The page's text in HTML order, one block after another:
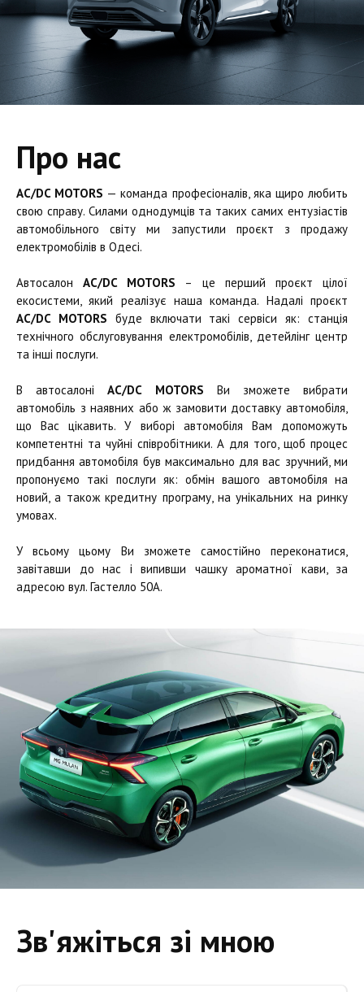
Про нас
AC/DC MOTORS — команда професіоналів, яка щиро любить
свою справу. Силами однодумців та таких самих ентузіастів
автомобільного світу ми запустили проєкт з продажу
електромобілів в Одесі.
АвтосалонAC/DC MOTORS – це перший проєкт цілої
екосистеми, який реалізує наша команда. Надалі проєкт
AC/DC MOTORS буде включати такі сервіси як: станція
технічного обслуговування електромобілів, детейлінг центр
та інші послуги.
В автосалоніAC/DC MOTORS Ви зможете вибрати
автомобіль з наявних або ж замовити доставку автомобіля,
що Вас цікавить. У виборі автомобіля Вам допоможуть
компетентні та чуйні співробітники. А для того, щоб процес
придбання автомобіля був максимально для вас зручний, ми
пропонуємо такі послуги як: обмін вашого автомобіля на
новий, а також кредитну програму, на унікальних на ринку
умовах.
У всьому цьому Ви зможете самостійно переконатися,
завітавши до нас і випивши чашку ароматної кави, за
адресою вул. Гастелло 50А.
Зв'яжіться зі мною